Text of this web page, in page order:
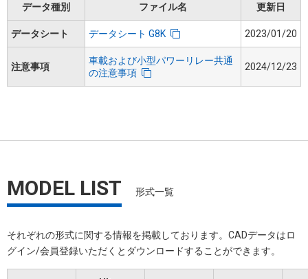
データ種別 ファイル名 更新日
データシート データシート G8K 2023/01/20
注意事項
車載および小型パワーリレー共通
の注意事項
2024/12/23
MODEL LIST 形式一覧
それぞれの形式に関する情報を掲載しております。​CADデータはロ
グイン/会員登録いただくと​ダウンロードすることができます。